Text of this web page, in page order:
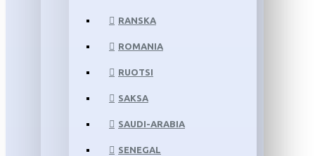
RANSKA
ROMANIA
RUOTSI
SAKSA
SAUDI-ARABIA
SENEGAL